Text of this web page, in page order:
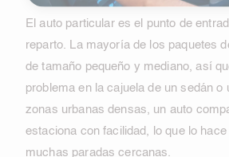
El auto particular es el punto de
reparto. La mayoría de los paquetes
de tamaño pequeño y mediano, así
problema en la cajuela de un sedán o
zonas urbanas densas, un auto
estaciona con facilidad, lo que lo
muchas paradas cercanas.